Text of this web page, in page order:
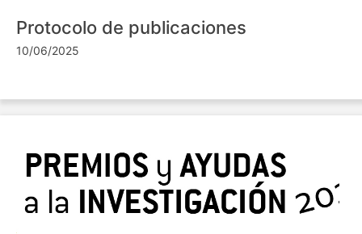
Protocolo de publicaciones
10/06/2025